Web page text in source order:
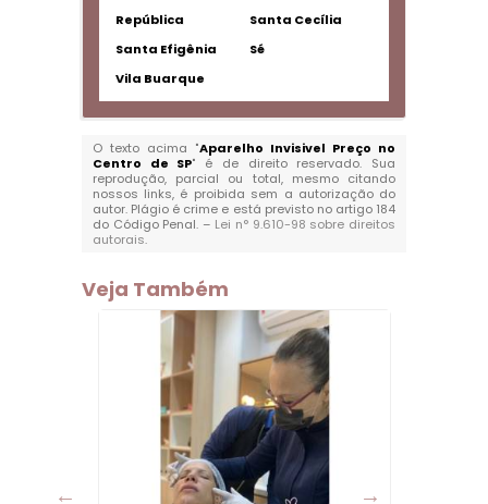
República
Santa Cecília
Santa Efigênia
Sé
Vila Buarque
O texto acima "Aparelho Invisivel Preço no
Centro de SP" é de direito reservado. Sua
reprodução, parcial ou total, mesmo citando
nossos links, é proibida sem a autorização do
autor. Plágio é crime e está previsto no artigo 184
do Código Penal. – Lei n° 9.610-98 sobre direitos
autorais.
Veja Também